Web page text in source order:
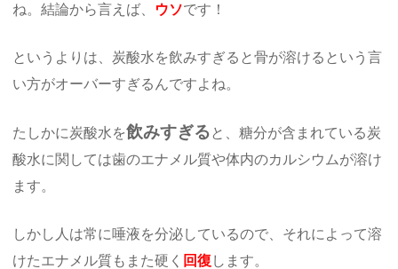
ね。結論から言えば、 ウソです！
というよりは、炭酸水を飲みすぎると骨が溶けるという言
い方がオーバーすぎるんですよね。
たしかに炭酸水を飲みすぎる と、糖分が含まれている炭
酸水に関しては歯のエナメル質や体内のカルシウムが溶け
ます。
しかし人は常に唾液を分泌しているので、それによって溶
けたエナメル質もまた硬く 回復 します。